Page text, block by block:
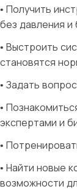
• Получить
без давления и
• Выстроить
становятся
• Задать
•
экспертами и
•
• Найти новые
возможности